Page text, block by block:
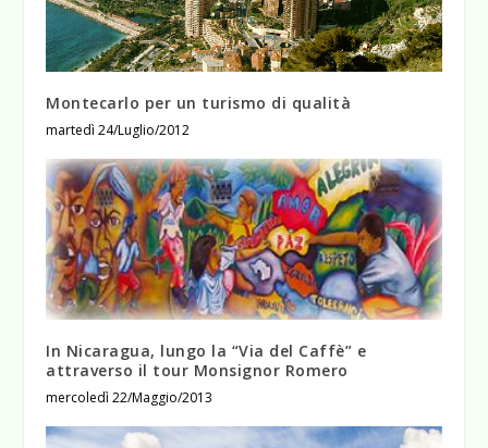
Montecarlo per un turismo di qualità
martedì 24/Luglio/2012
In Nicaragua, lungo la “Via del Caffè” e
attraverso il tour Monsignor Romero
mercoledì 22/Maggio/2013